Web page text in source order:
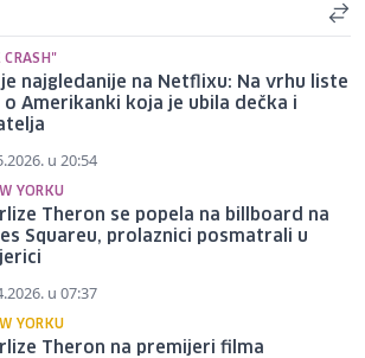
CRASH"
najgledanije na Netflixu: Na vrhu liste
o Amerikanki koja je ubila dečka i
u 20:54
YORKU
Theron se popela na billboard na
Squareu, prolaznici posmatrali u
u 07:37
YORKU
Theron na premijeri filma